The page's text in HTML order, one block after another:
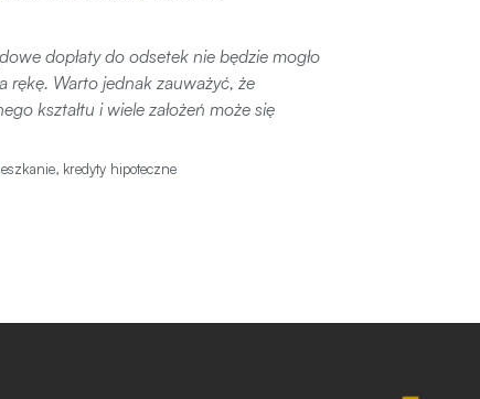
dopłaty do odsetek nie będzie mogło
rękę. Warto jednak zauważyć, że
kształtu i wiele założeń może się
, kredyty hipoteczne